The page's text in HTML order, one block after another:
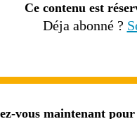
Ce contenu est
Déja abonné ?
vous maintenant